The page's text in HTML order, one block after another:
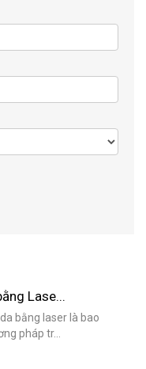
Lase...
bằng laser là bao
pháp tr...